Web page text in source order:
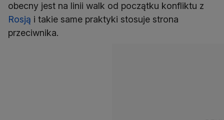
obecny jest na linii walk od początku konfliktu z
Rosją i takie same praktyki stosuje strona
przeciwnika.